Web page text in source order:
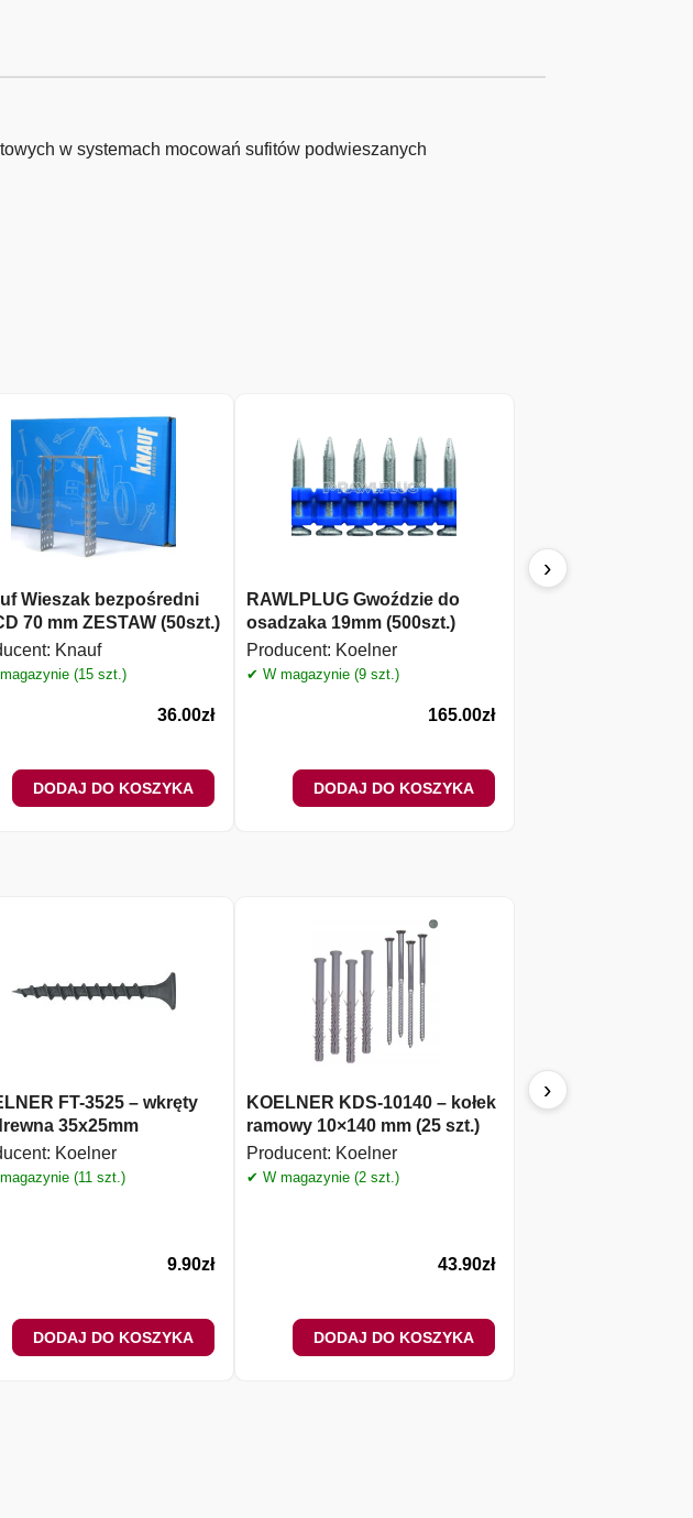
w systemach mocowań sufitów podwieszanych
Wieszak bezpośredni
70 mm ZESTAW (50szt.)
Knauf
(15 szt.)
36.00zł
DODAJ DO KOSZYKA
RAWLPLUG Gwoździe do
osadzaka 19mm (500szt.)
Producent: Koelner
✔ W magazynie (9 szt.)
165.00zł
DODAJ DO KOSZYKA
›
FT-3525 – wkręty
35x25mm
Koelner
(11 szt.)
9.90zł
DODAJ DO KOSZYKA
KOELNER KDS-10140 – kołek
ramowy 10×140 mm (25 szt.)
Producent: Koelner
✔ W magazynie (2 szt.)
43.90zł
DODAJ DO KOSZYKA
KOELNER – kołek
›